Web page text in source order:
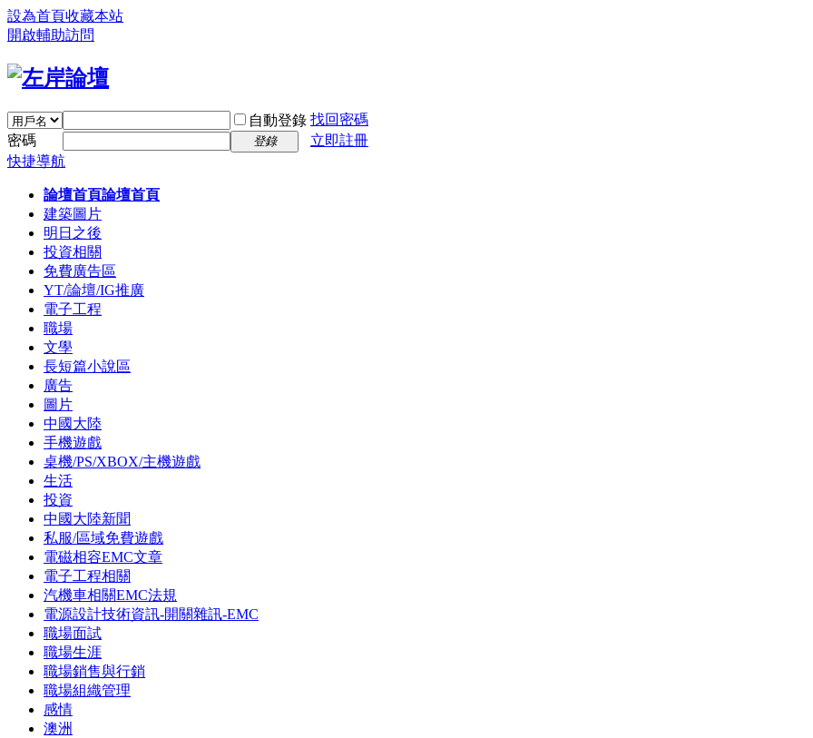
設為首頁收藏本站
開啟輔助訪問
自動登錄 找回密碼
密碼
登錄
立即註冊
快捷導航
論壇首頁論壇首頁
建築圖片
明日之後
投資相關
免費廣告區
YT/論壇/IG推廣
電子工程
職場
文學
長短篇小說區
廣告
圖片
中國大陸
手機遊戲
桌機/PS/XBOX/主機遊戲
生活
投資
中國大陸新聞
私服/區域免費遊戲
電磁相容EMC文章
電子工程相關
汽機車相關EMC法規
電源設計技術資訊-開關雜訊-EMC
職場面試
職場生涯
職場銷售與行銷
職場組織管理
感情
澳洲